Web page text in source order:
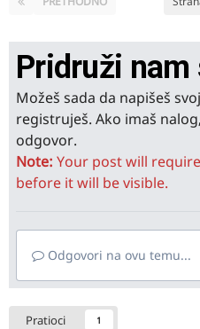
Pridruži nam
Možeš sada da napišeš
registruješ. Ako imaš nalog,
odgovor.
Note: Your post will
before it will be visible.
Odgovori na ovu temu...
Pratioci 1